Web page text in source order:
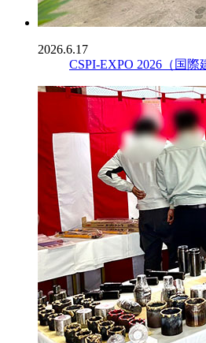
2026.6.17
CSPI-EXPO 2026（国